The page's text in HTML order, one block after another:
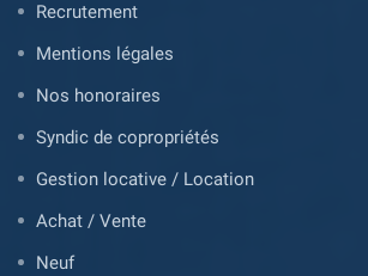
Recrutement
Mentions légales
Nos honoraires
Syndic de copropriétés
Gestion locative / Location
Achat / Vente
Neuf